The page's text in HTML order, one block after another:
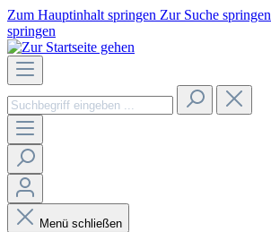
Zum Hauptinhalt springen Zur Suche springen
springen
Menü schließen